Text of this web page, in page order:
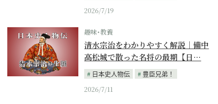
2026/7/19
趣味･教養
清水宗治をわかりやすく解説｜備中
高松城で散った名将の最期【日…
日本史人物伝
豊臣兄弟！
2026/7/11